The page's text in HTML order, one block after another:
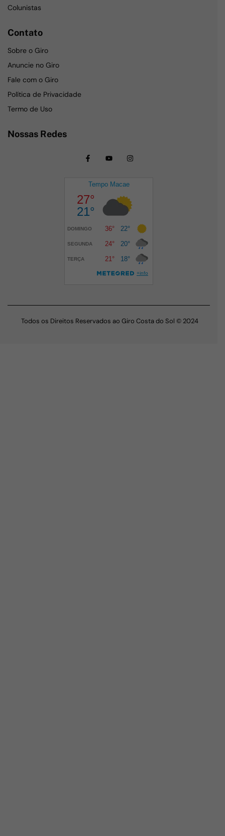
Colunistas
Contato
Sobre o Giro
Anuncie no Giro
Fale com o Giro
Política de Privacidade
Termo de Uso
Nossas Redes
Todos os Direitos Reservados ao Giro Costa do Sol © 2024